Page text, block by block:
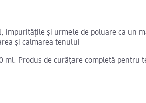
și urmele de poluare ca un
și calmarea tenului
Produs de curățare completă